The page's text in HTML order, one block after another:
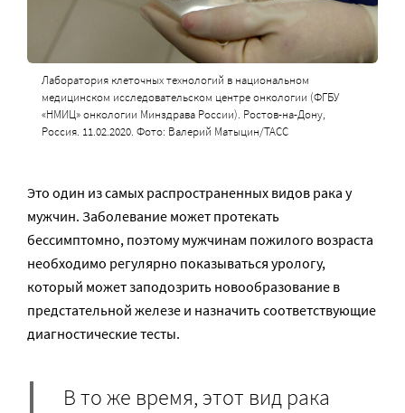
Лаборатория клеточных технологий в национальном
медицинском исследовательском центре онкологии (ФГБУ
«НМИЦ» онкологии Минздрава России). Ростов-на-Дону,
Россия. 11.02.2020. Фото: Валерий Матыцин/ТАСС
Это один из самых распространенных видов рака у
мужчин. Заболевание может протекать
бессимптомно, поэтому мужчинам пожилого возраста
необходимо регулярно показываться урологу,
который может заподозрить новообразование в
предстательной железе и назначить соответствующие
диагностические тесты.
В то же время, этот вид рака